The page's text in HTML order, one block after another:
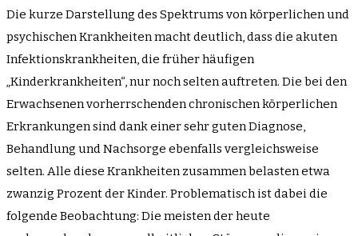
Die kurze Darstellung des Spektrums von körperlichen und
psychischen Krankheiten macht deutlich, dass die akuten
Infektionskrankheiten, die früher häufigen
„Kinderkrankheiten“, nur noch selten auftreten. Die bei den
Erwachsenen vorherrschenden chronischen körperlichen
Erkrankungen sind dank einer sehr guten Diagnose,
Behandlung und Nachsorge ebenfalls vergleichsweise
selten. Alle diese Krankheiten zusammen belasten etwa
zwanzig Prozent der Kinder. Problematisch ist dabei die
folgende Beobachtung: Die meisten der heute